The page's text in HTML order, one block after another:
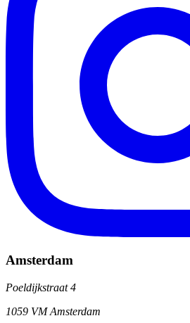
Amsterdam
Poeldijkstraat 4
1059 VM Amsterdam